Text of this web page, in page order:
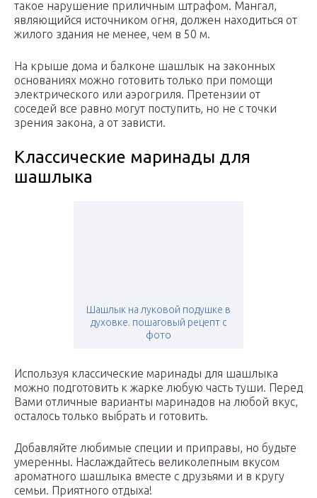
такое нарушение приличным штрафом. Мангал,
являющийся источником огня, должен находиться от
жилого здания не менее, чем в 50 м.
На крыше дома и балконе шашлык на законных
основаниях можно готовить только при помощи
электрического или аэрогриля. Претензии от
соседей все равно могут поступить, но не с точки
зрения закона, а от зависти.
Классические маринады для
шашлыка
Шашлык на луковой подушке в
духовке. пошаговый рецепт с
фото
Используя классические маринады для шашлыка
можно подготовить к жарке любую часть туши. Перед
Вами отличные варианты маринадов на любой вкус,
осталось только выбрать и готовить.
Добавляйте любимые специи и приправы, но будьте
умеренны. Наслаждайтесь великолепным вкусом
ароматного шашлыка вместе с друзьями и в кругу
семьи. Приятного отдыха!